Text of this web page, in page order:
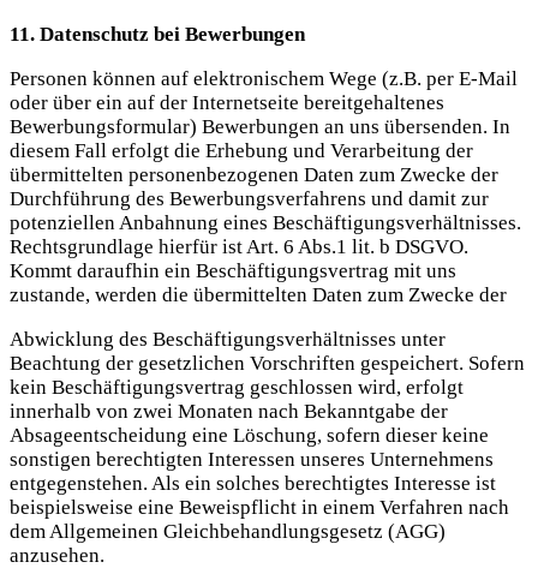
11. Datenschutz bei Bewerbungen
Personen können auf elektronischem Wege (z.B. per E-Mail
oder über ein auf der Internetseite bereitgehaltenes
Bewerbungsformular) Bewerbungen an uns übersenden. In
diesem Fall erfolgt die Erhebung und Verarbeitung der
übermittelten personenbezogenen Daten zum Zwecke der
Durchführung des Bewerbungsverfahrens und damit zur
potenziellen Anbahnung eines Beschäftigungsverhältnisses.
Rechtsgrundlage hierfür ist Art. 6 Abs.1 lit. b DSGVO.
Kommt daraufhin ein Beschäftigungsvertrag mit uns
zustande, werden die übermittelten Daten zum Zwecke der
Abwicklung des Beschäftigungsverhältnisses unter
Beachtung der gesetzlichen Vorschriften gespeichert. Sofern
kein Beschäftigungsvertrag geschlossen wird, erfolgt
innerhalb von zwei Monaten nach Bekanntgabe der
Absageentscheidung eine Löschung, sofern dieser keine
sonstigen berechtigten Interessen unseres Unternehmens
entgegenstehen. Als ein solches berechtigtes Interesse ist
beispielsweise eine Beweispflicht in einem Verfahren nach
dem Allgemeinen Gleichbehandlungsgesetz (AGG)
anzusehen.